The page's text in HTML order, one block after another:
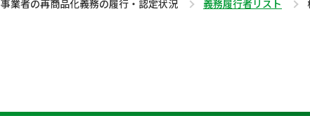
事業者の再商品化義務の履行・認定状況 義務履行者リスト